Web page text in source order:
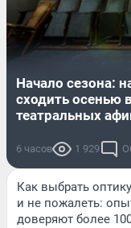
Начало сезона:
сходить осенью
театральных
6 часов 1 929
Как выбрать
и не пожалеть:
доверяют более